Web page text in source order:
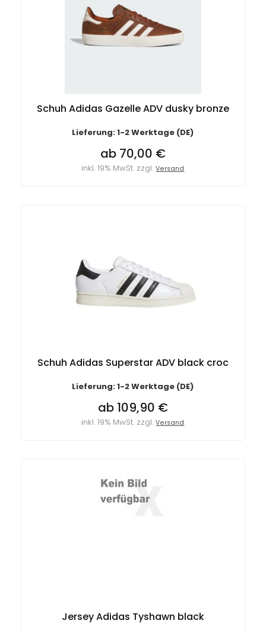
Schuh Adidas Gazelle ADV dusky bronze
Lieferung: 1-2 Werktage (DE)
ab 70,00 €
inkl. 19% MwSt. zzgl.Versand
Schuh Adidas Superstar ADV black croc
Lieferung: 1-2 Werktage (DE)
ab 109,90 €
inkl. 19% MwSt. zzgl.Versand
Jersey Adidas Tyshawn black